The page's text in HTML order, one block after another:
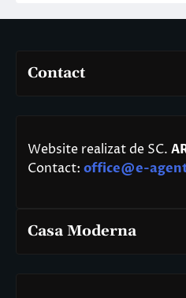
Contact
Website realizat de SC.
Contact: office@e-
Casa Moderna